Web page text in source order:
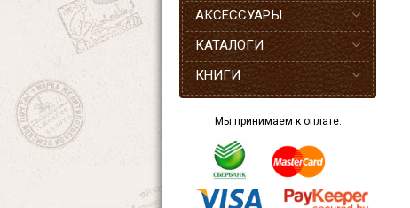
АКСЕССУАРЫ
КАТАЛОГИ
КНИГИ
Мы принимаем к оплате: